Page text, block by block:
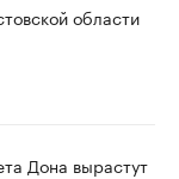
области
Дона вырастут